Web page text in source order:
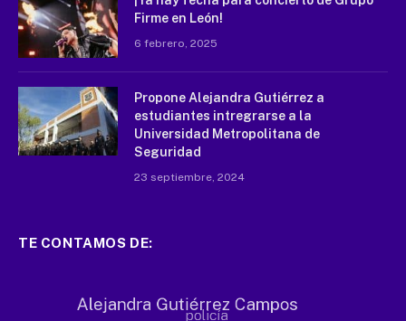
Firme en León!
6 febrero, 2025
Propone Alejandra Gutiérrez a
estudiantes intregrarse a la
Universidad Metropolitana de
Seguridad
23 septiembre, 2024
TE CONTAMOS DE: